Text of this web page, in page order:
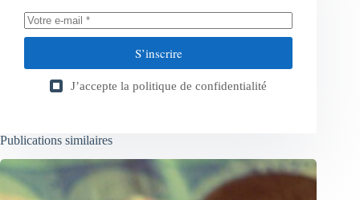
S’inscrire
J’accepte la politique de confidentialité
Publications similaires